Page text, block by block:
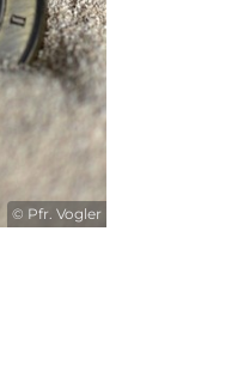
© Pfr. Vogler